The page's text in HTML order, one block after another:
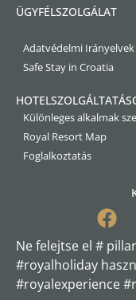
ÜGYFÉLSZOLGÁLAT
Adatvédelmi Irányelvek
Safe Stay in Croatia
Különleges alkalmak
Royal Resort Map
Foglalkoztatás
Ne felejtse el #
#royalholiday
#royalexperience